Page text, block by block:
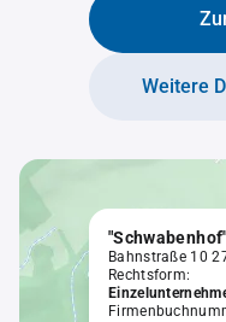
Weitere
Bahnstraße 10
Rechtsform: